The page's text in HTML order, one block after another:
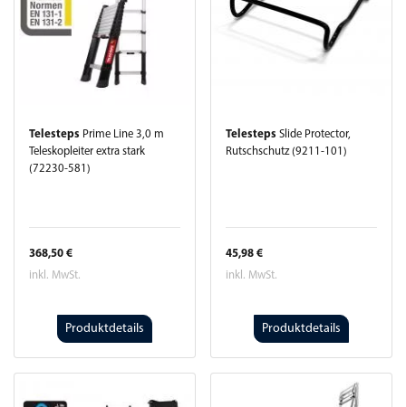
Telesteps Prime Line 3,0 m
Teleskopleiter extra stark
(72230-581)
368,50 €
inkl. MwSt.
Produktdetails
Telesteps Slide Protector,
Rutschschutz (9211-101)
45,98 €
inkl. MwSt.
Produktdetails